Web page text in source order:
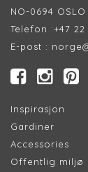
NO-0694 OSLO
Telefon :+47 22
E-post :
Inspirasjon
Gardiner
Accessories
Offentlig miljø